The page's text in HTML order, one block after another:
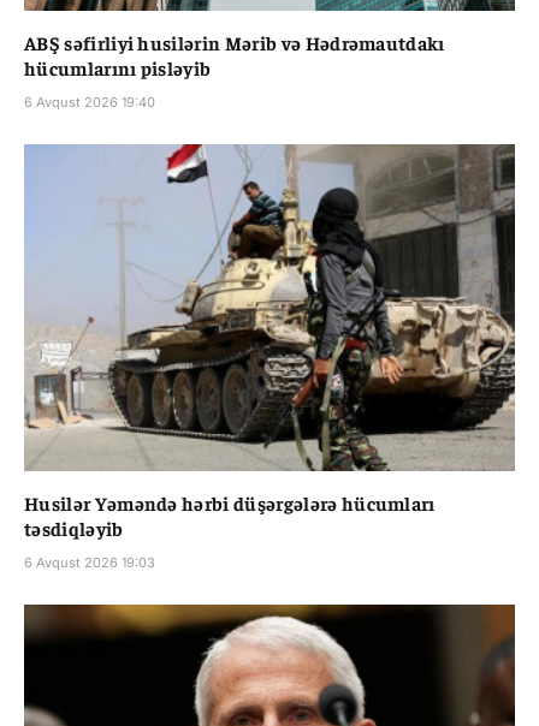
ABŞ səfirliyi husilərin Mərib və Hədrəmautdakı
hücumlarını pisləyib
6 Avqust 2026 19:40
Husilər Yəməndə hərbi düşərgələrə hücumları
təsdiqləyib
6 Avqust 2026 19:03